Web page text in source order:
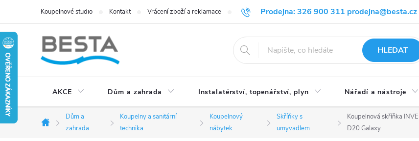
obsah
Prodejna: 326 900 311 prodejna@besta.cz
Koupelnové studio Kontakt Vrácení zboží a reklamace Blog Obchodní podmínky Ochrana osobních údajů
HLEDAT
AKCE Dům a zahrada Instalatérství, topenářství, plyn Nářadí a nástroje
Domů
Dům a
zahrada
Koupelny a sanitární
technika
Koupelnový
nábytek
Skříňky s
umyvadlem
Koupelnová skříňka
D20 Galaxy